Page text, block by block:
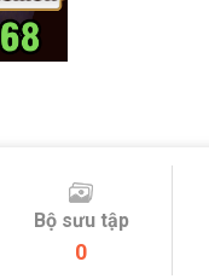
Bộ sưu tập
0